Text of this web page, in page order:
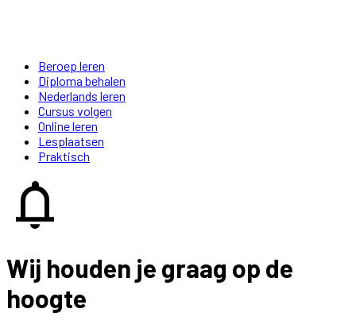
Beroep leren
Diploma behalen
Nederlands leren
Cursus volgen
Online leren
Lesplaatsen
Praktisch
notifications
Wij houden je graag op de
hoogte